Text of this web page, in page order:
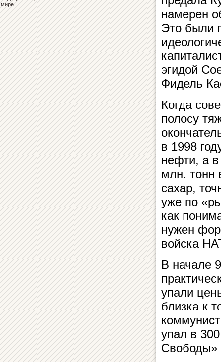
мире
намерен
Это были
эгидой
Фидель
Когда
полосу
в 1998
нефти, а в
млн. тонн
сахар,
уже по
как
нужен
войска
В начале
упали
близка к
упал в
Свободы»